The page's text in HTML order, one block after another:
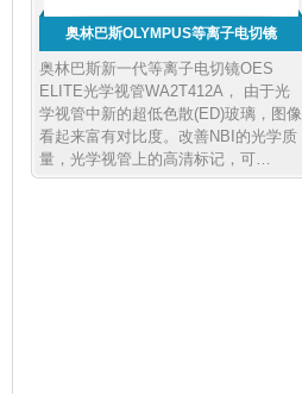
奥林巴斯OLYMPUS等离子电切镜
WA2T412A
奥林巴斯新一代等离子电切镜OES
ELITE光学视管WA2T412A， 由于光
学视管中新的超低色散(ED)玻璃，图像
看起来富有对比度。改善NBI的光学质
量，光学视管上的高清标记，可…